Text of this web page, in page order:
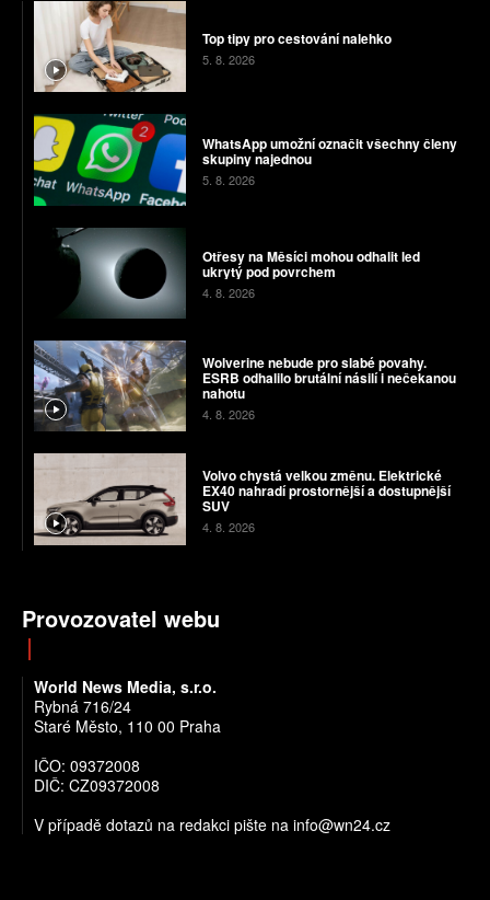
Top tipy pro cestování nalehko
5. 8. 2026
WhatsApp umožní označit všechny členy
skupiny najednou
5. 8. 2026
Otřesy na Měsíci mohou odhalit led
ukrytý pod povrchem
4. 8. 2026
Wolverine nebude pro slabé povahy.
ESRB odhalilo brutální násilí i nečekanou
nahotu
4. 8. 2026
Volvo chystá velkou změnu. Elektrické
EX40 nahradí prostornější a dostupnější
SUV
4. 8. 2026
Provozovatel webu
World News Media, s.r.o.
Rybná 716/24
Staré Město, 110 00 Praha
IČO: 09372008
DIČ: CZ09372008
V případě dotazů na redakci pište na info@wn24.cz